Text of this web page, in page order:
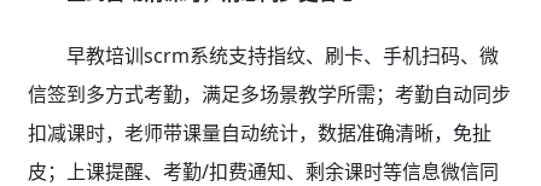
早教培训scrm系统支持指纹、刷卡、手机扫码、微
信签到多方式考勤，满足多场景教学所需；考勤自动同步
扣减课时，老师带课量自动统计，数据准确清晰，免扯
皮；上课提醒、考勤/扣费通知、剩余课时等信息微信同